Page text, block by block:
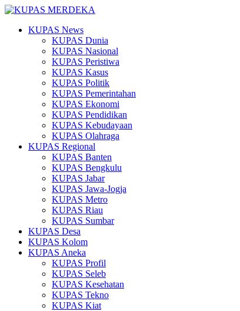
KUPAS News
KUPAS Dunia
KUPAS Nasional
KUPAS Peristiwa
KUPAS Kasus
KUPAS Politik
KUPAS Pemerintahan
KUPAS Ekonomi
KUPAS Pendidikan
KUPAS Kebudayaan
KUPAS Olahraga
KUPAS Regional
KUPAS Banten
KUPAS Bengkulu
KUPAS Jabar
KUPAS Jawa-Jogja
KUPAS Metro
KUPAS Riau
KUPAS Sumbar
KUPAS Desa
KUPAS Kolom
KUPAS Aneka
KUPAS Profil
KUPAS Seleb
KUPAS Kesehatan
KUPAS Tekno
KUPAS Kiat